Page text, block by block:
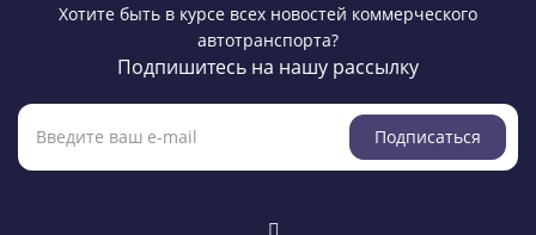
Хотите быть в курсе всех новостей коммерческого
автотранспорта?
Подпишитесь на нашу рассылку
Подписаться